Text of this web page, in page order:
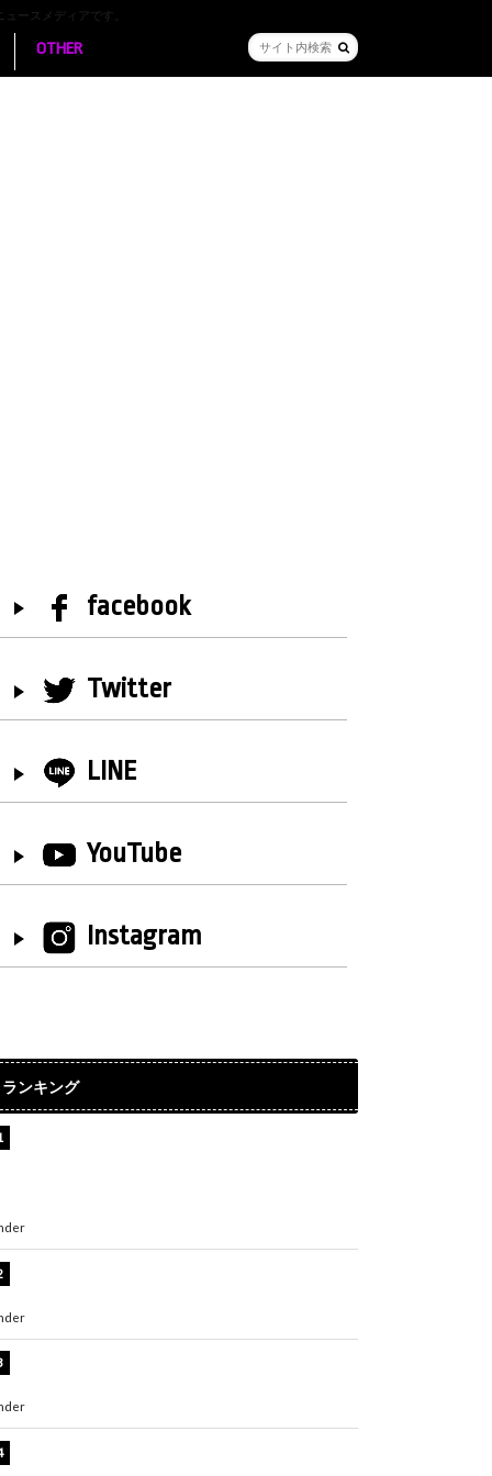
ースメディアです。
OTHER
facebook
Twitter
LINE
YouTube
Instagram
ランキング